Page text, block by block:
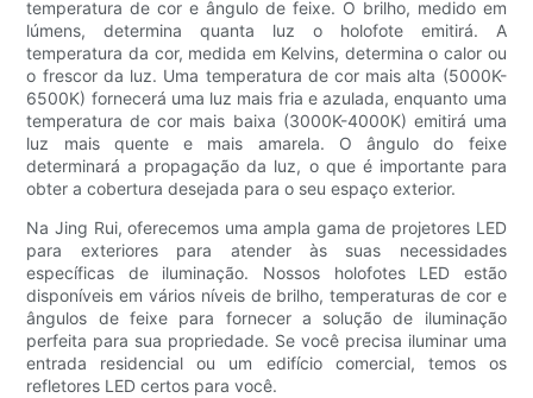
temperatura de cor e ângulo de feixe. O brilho, medido em
lúmens, determina quanta luz o holofote emitirá. A
temperatura da cor, medida em Kelvins, determina o calor ou
o frescor da luz. Uma temperatura de cor mais alta (5000K-
6500K) fornecerá uma luz mais fria e azulada, enquanto uma
temperatura de cor mais baixa (3000K-4000K) emitirá uma
luz mais quente e mais amarela. O ângulo do feixe
determinará a propagação da luz, o que é importante para
obter a cobertura desejada para o seu espaço exterior.
Na Jing Rui, oferecemos uma ampla gama de projetores LED
para exteriores para atender às suas necessidades
específicas de iluminação. Nossos holofotes LED estão
disponíveis em vários níveis de brilho, temperaturas de cor e
ângulos de feixe para fornecer a solução de iluminação
perfeita para sua propriedade. Se você precisa iluminar uma
entrada residencial ou um edifício comercial, temos os
refletores LED certos para você.